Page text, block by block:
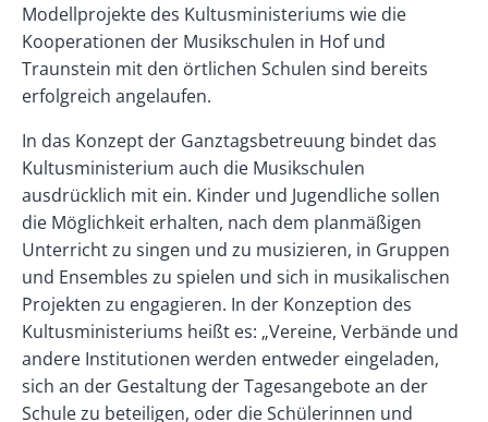
Modellprojekte des Kultusministeriums wie die
Kooperationen der Musikschulen in Hof und
Traunstein mit den örtlichen Schulen sind bereits
erfolgreich angelaufen.
In das Konzept der Ganztagsbetreuung bindet das
Kultusministerium auch die Musikschulen
ausdrücklich mit ein. Kinder und Jugendliche sollen
die Möglichkeit erhalten, nach dem planmäßigen
Unterricht zu singen und zu musizieren, in Gruppen
und Ensembles zu spielen und sich in musikalischen
Projekten zu engagieren. In der Konzeption des
Kultusministeriums heißt es: „Vereine, Verbände und
andere Institutionen werden entweder eingeladen,
sich an der Gestaltung der Tagesangebote an der
Schule zu beteiligen, oder die Schülerinnen und